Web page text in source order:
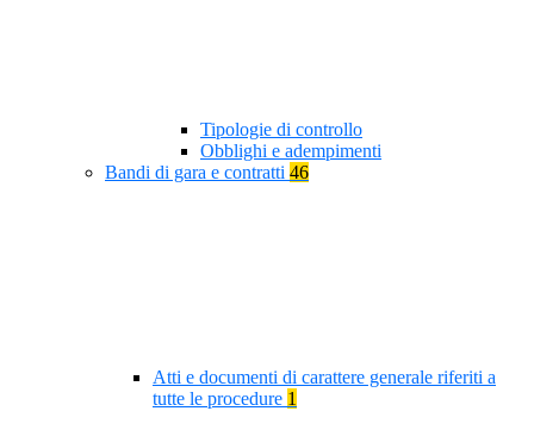
Tipologie di controllo
Obblighi e adempimenti
Bandi di gara e contratti 46
Atti e documenti di carattere generale riferiti a
tutte le procedure 1